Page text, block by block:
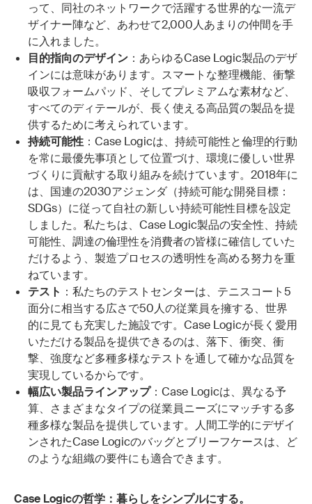
って、同社のネットワークで活躍する世界的な一流デ
ザイナー陣など、あわせて2,000人あまりの仲間を手
に入れました。
目的指向のデザイン ：あらゆるCase Logic製品のデザ
インには意味があります。スマートな整理機能、衝撃
吸収フォームパッド、そしてプレミアムな素材など、
すべてのディテールが、長く使える高品質の製品を提
供するために考えられています。
持続可能性 ：Case Logicは、持続可能性と倫理的行動
を常に最優先事項として位置づけ、環境に優しい世界
づくりに貢献する取り組みを続けています。2018年に
は、国連の2030アジェンダ（持続可能な開発目標：
SDGs）に従って自社の新しい持続可能性目標を設定
しました。私たちは、Case Logic製品の安全性、持続
可能性、調達の倫理性を消費者の皆様に確信していた
だけるよう、製造プロセスの透明性を高める努力を重
ねています。
テスト ：私たちのテストセンターは、テニスコート5
面分に相当する広さで50人の従業員を擁する、世界
的に見ても充実した施設です。Case Logicが長く愛用
いただける製品を提供できるのは、落下、衝突、衝
撃、強度など多種多様なテストを通して確かな品質を
実現しているからです。
幅広い製品ラインアップ：Case Logicは、異なる予
算、さまざまなタイプの従業員ニーズにマッチする多
種多様な製品を提供しています。人間工学的にデザイ
ンされたCase Logicのバッグとブリーフケースは、ど
のような組織の要件にも適合できます。
Case Logicの哲学：暮らしをシンプルにする。